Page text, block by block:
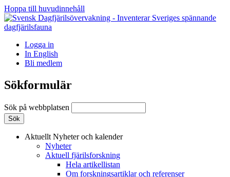
Hoppa till huvudinnehåll
Logga in
In English
Bli medlem
Sökformulär
Sök på webbplatsen
Aktuellt Nyheter och kalender
Nyheter
Aktuell fjärilsforskning
Hela artikellistan
Om forskningsartiklar och referenser